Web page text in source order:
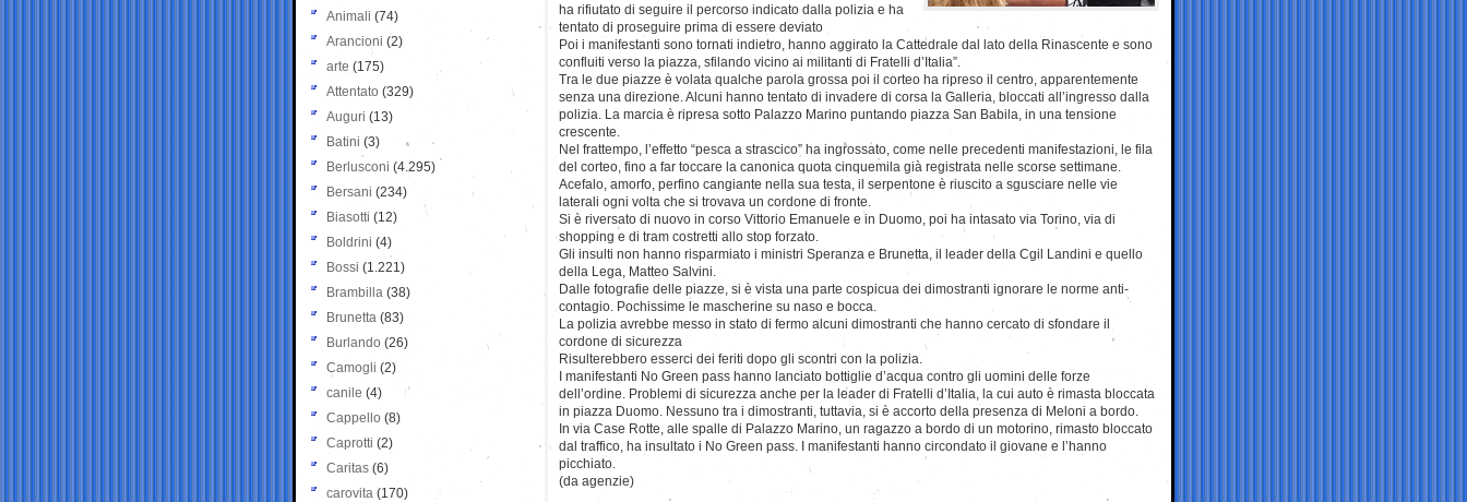
ha rifiutato di seguire il percorso indicato dalla polizia e ha
tentato di proseguire prima di essere deviato
Poi i manifestanti sono tornati indietro, hanno aggirato la Cattedrale dal lato della Rinascente e sono
confluiti verso la piazza, sfilando vicino ai militanti di Fratelli d’Italia”.
Tra le due piazze è volata qualche parola grossa poi il corteo ha ripreso il centro, apparentemente
senza una direzione. Alcuni hanno tentato di invadere di corsa la Galleria, bloccati all’ingresso dalla
polizia. La marcia è ripresa sotto Palazzo Marino puntando piazza San Babila, in una tensione
crescente.
Nel frattempo, l’effetto “pesca a strascico” ha ingrossato, come nelle precedenti manifestazioni, le fila
del corteo, fino a far toccare la canonica quota cinquemila già registrata nelle scorse settimane.
Acefalo, amorfo, perfino cangiante nella sua testa, il serpentone è riuscito a sgusciare nelle vie
laterali ogni volta che si trovava un cordone di fronte.
Si è riversato di nuovo in corso Vittorio Emanuele e in Duomo, poi ha intasato via Torino, via di
shopping e di tram costretti allo stop forzato.
Gli insulti non hanno risparmiato i ministri Speranza e Brunetta, il leader della Cgil Landini e quello
della Lega, Matteo Salvini.
Dalle fotografie delle piazze, si è vista una parte cospicua dei dimostranti ignorare le norme anti-
contagio. Pochissime le mascherine su naso e bocca.
La polizia avrebbe messo in stato di fermo alcuni dimostranti che hanno cercato di sfondare il
cordone di sicurezza
Risulterebbero esserci dei feriti dopo gli scontri con la polizia.
I manifestanti No Green pass hanno lanciato bottiglie d’acqua contro gli uomini delle forze
dell’ordine. Problemi di sicurezza anche per la leader di Fratelli d’Italia, la cui auto è rimasta bloccata
in piazza Duomo. Nessuno tra i dimostranti, tuttavia, si è accorto della presenza di Meloni a bordo.
In via Case Rotte, alle spalle di Palazzo Marino, un ragazzo a bordo di un motorino, rimasto bloccato
dal traffico, ha insultato i No Green pass. I manifestanti hanno circondato il giovane e l’hanno
picchiato.
(da agenzie)
Animali (74)
Arancioni (2)
arte (175)
Attentato (329)
Auguri (13)
Batini (3)
Berlusconi (4.295)
Bersani (234)
Biasotti (12)
Boldrini (4)
Bossi (1.221)
Brambilla (38)
Brunetta (83)
Burlando (26)
Camogli (2)
canile (4)
Cappello (8)
Caprotti (2)
Caritas (6)
carovita (170)